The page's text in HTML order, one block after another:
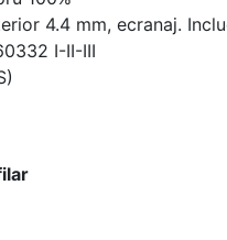
4.4 mm, ecranaj.
I-II-III